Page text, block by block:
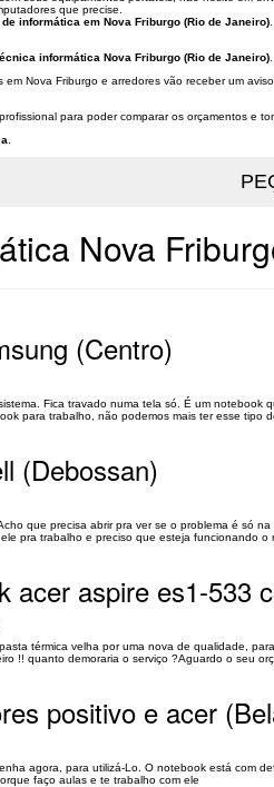
que precise.
informática em Nova Friburgo (Rio de Janeiro)
informática Nova Friburgo (Rio de Janeiro)
Nova Friburgo e arredores vão receber um
para poder comparar os orçamentos e
Nova
(Centro)
Fica travado numa tela só. É um
para trabalho, não podemos mais ter esse tipo
(Debossan)
que precisa abrir pra ver se o problema é só
pra trabalho e preciso que esteja funcionando
acer aspire es1-533
térmica velha por uma nova de qualidade,
!! quanto demoraria o serviço ?Aguardo o seu
positivo e acer
agora, para utilizá-Lo. O notebook está com
faço aulas e te trabalho com ele